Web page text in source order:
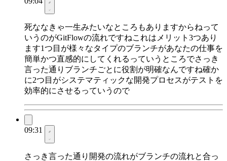
死ななきゃ一生みたいなところもありますからねって
いうのがGitFlowの流れですねこれはメリット3つあり
ます1つ目が様々なタイプのブランチがあなたの仕事を
簡単かつ直感的にしてくれるっていうところでさっき
言った通りブランチごとに役割が明確なんですね確か
に2つ目がシステマティックな開発プロセスがテストを
効率的にさせるっていうので
09:31
さっき言った通り開発の流れがブランチの流れと合っ